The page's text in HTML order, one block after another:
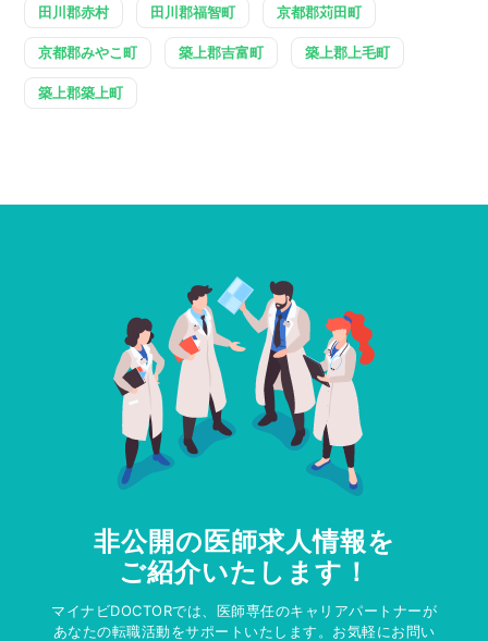
田川郡赤村 田川郡福智町 京都郡苅田町
京都郡みやこ町 築上郡吉富町 築上郡上毛町
築上郡築上町
非公開の医師求人情報を
ご紹介いたします！
マイナビDOCTORでは、医師専任のキャリアパートナーが
あなたの転職活動をサポートいたします。お気軽にお問い